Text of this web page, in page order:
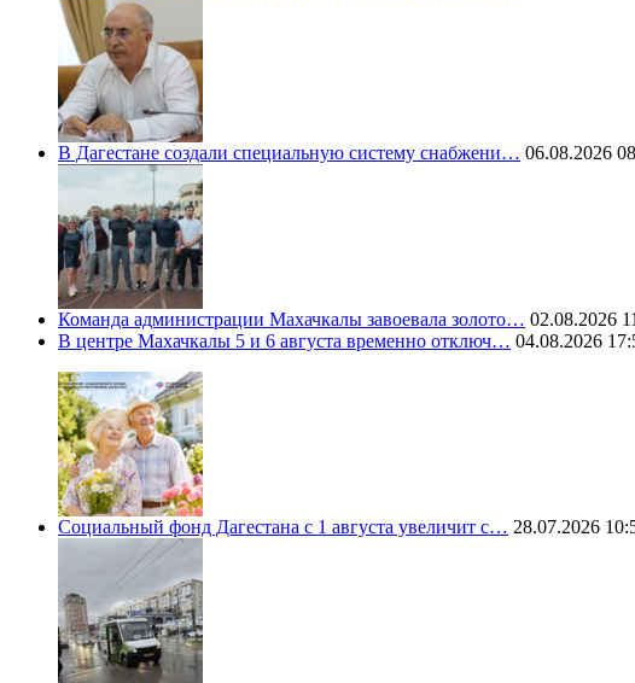
В Дагестане создали специальную систему снабжени… 06.08.2026
Команда администрации Махачкалы завоевала золото… 02.08.2026
В центре Махачкалы 5 и 6 августа временно отключ… 04.08.2026
Социальный фонд Дагестана с 1 августа увеличит с… 28.07.2026